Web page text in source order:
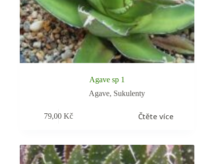
Agave sp 1
Agave, Sukulenty
79,00Kč Čtěte více